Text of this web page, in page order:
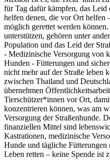
für Tag dafür kämpfen, das Leid
helfen denen, die vor Ort helfen
möglich gerettet werden
unterstützen, gehören unter
Population und das Leid der
- Medizinische Versorgung von
Hunden - Fütterungen und
nicht mehr auf der Straße leben
zwischen Thailand und
übernehmen
Tierschützer*innen vor Ort,
konzentrieren können, was am
Versorgung der Straßenhunde.
finanziellen Mittel sind
Kastrationen, medizinische
Hunde und tägliche
Leben retten – keine Spende ist